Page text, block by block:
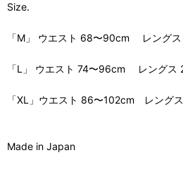
Size.
「M」 ウエスト 68〜90cm レング
「L」 ウエスト 74〜96cm レングス
「XL」ウエスト 86〜102cm レング
Made in Japan